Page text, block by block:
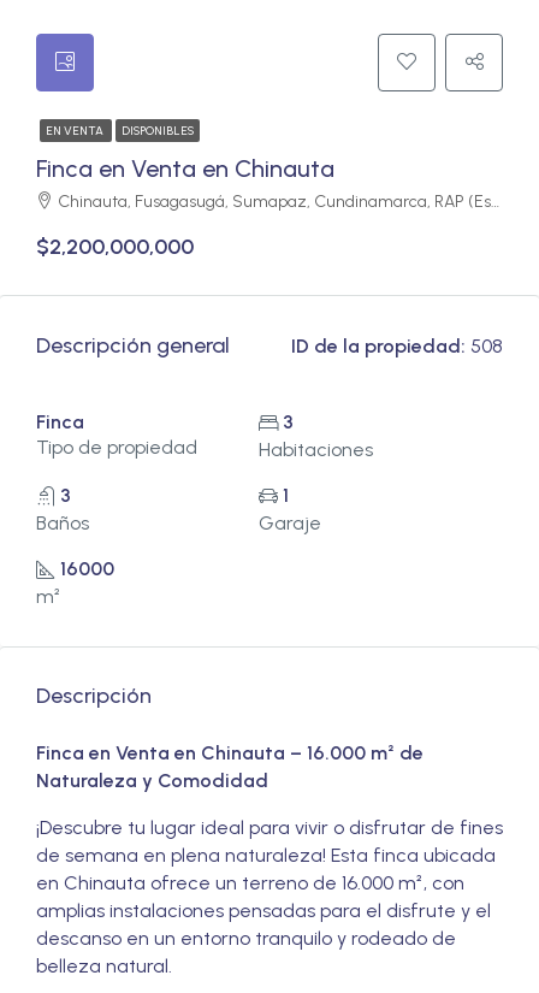
EN VENTA DISPONIBLES
Finca en Venta en Chinauta
Chinauta, Fusagasugá, Sumapaz, Cundinamarca, RAP (Especial) Central, 252237, Colombia
$2,200,000,000
Descripción general ID de la propiedad: 508
Finca
Tipo de propiedad
3
Habitaciones
3
Baños
1
Garaje
16000
m²
Descripción
Finca en Venta en Chinauta – 16.000 m² de
Naturaleza y Comodidad
¡Descubre tu lugar ideal para vivir o disfrutar de fines
de semana en plena naturaleza! Esta finca ubicada
en Chinauta ofrece un terreno de 16.000 m², con
amplias instalaciones pensadas para el disfrute y el
descanso en un entorno tranquilo y rodeado de
belleza natural.